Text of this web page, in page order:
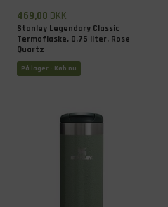
469,00 DKK
Stanley Legendary Classic
Termoflaske, 0,75 liter, Rose
Quartz
På lager - Køb nu